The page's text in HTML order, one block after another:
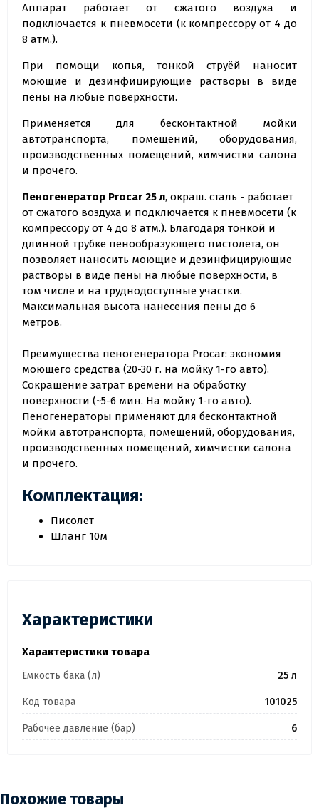
Аппарат работает от сжатого воздуха и
подключается к пневмосети (к компрессору от 4 до
8 атм.).
При помощи копья, тонкой струёй наносит
моющие и дезинфицирующие растворы в виде
пены на любые поверхности.
Применяется для бесконтактной мойки
автотранспорта, помещений, оборудования,
производственных помещений, химчистки салона
и прочего.
Пеногенератор Procar 25 л, окраш. сталь - работает
от сжатого воздуха и подключается к пневмосети (к
компрессору от 4 до 8 атм.). Благодаря тонкой и
длинной трубке пенообразующего пистолета, он
позволяет наносить моющие и дезинфицирующие
растворы в виде пены на любые поверхности, в
том числе и на труднодоступные участки.
Максимальная высота нанесения пены до 6
метров.
Преимущества пеногенератора Procar: экономия
моющего средства (20-30 г. на мойку 1-го авто).
Сокращение затрат времени на обработку
поверхности (~5-6 мин. На мойку 1-го авто).
Пеногенераторы применяют для бесконтактной
мойки автотранспорта, помещений, оборудования,
производственных помещений, химчистки салона
и прочего.
Комплектация:
Писолет
Шланг 10м
Характеристики
Характеристики товара
Ёмкость бака (л) 25 л
Код товара 101025
Рабочее давление (бар) 6
Похожие товары